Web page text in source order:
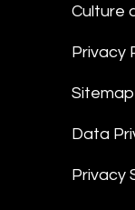
Culture
Privacy
Sitemap
Data
Privacy